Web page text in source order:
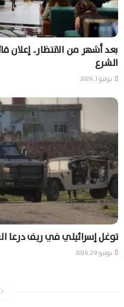
بعد أشهر من الانتظار..
الشرع
يوليو 1, 2026
توغل إسرائيلي في ريف درعا
يونيو 29, 2026